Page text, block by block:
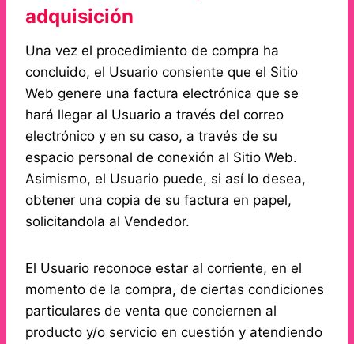
adquisición
Una vez el procedimiento de compra ha
concluido, el Usuario consiente que el Sitio
Web genere una factura electrónica que se
hará llegar al Usuario a través del correo
electrónico y en su caso, a través de su
espacio personal de conexión al Sitio Web.
Asimismo, el Usuario puede, si así lo desea,
obtener una copia de su factura en papel,
solicitandola al Vendedor.
El Usuario reconoce estar al corriente, en el
momento de la compra, de ciertas condiciones
particulares de venta que conciernen al
producto y/o servicio en cuestión y atendiendo